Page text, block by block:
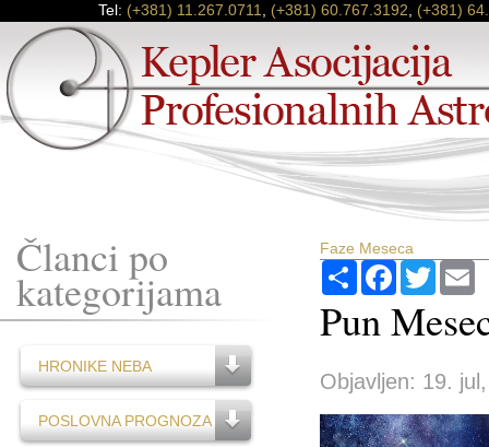
Tel: (+381) 11.267.0711 (+381) 60.767.3192 (+381)
Članci po
kategorijama
HRONIKE NEBA
POSLOVNA PROGNOZA
Faze Meseca
PodijeliFacebook
Twitter
Pun
Objavljen: 19.